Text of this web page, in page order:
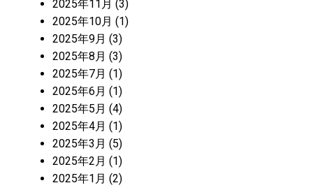
2025年11月 (3)
2025年10月 (1)
2025年9月 (3)
2025年8月 (3)
2025年7月 (1)
2025年6月 (1)
2025年5月 (4)
2025年4月 (1)
2025年3月 (5)
2025年2月 (1)
2025年1月 (2)